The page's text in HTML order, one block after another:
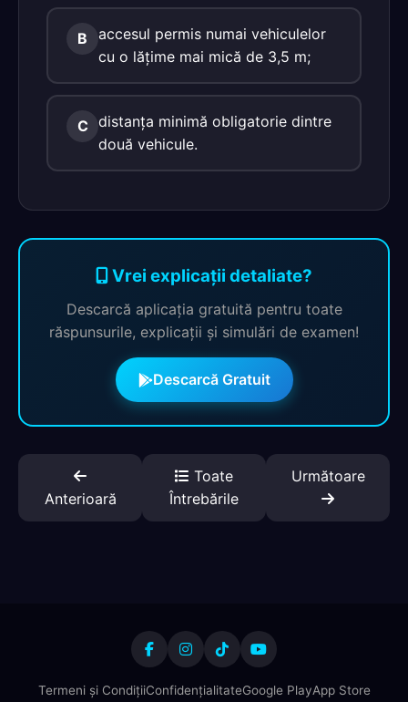
B
accesul permis numai vehiculelor
cu o lăţime mai mică de 3,5 m;
C distanţa minimă obligatorie dintre
două vehicule.
Vrei explicații detaliate?
Descarcă aplicația gratuită pentru toate
răspunsurile, explicații și simulări de examen!
Descarcă Gratuit
Anterioară
Toate
Întrebările
Următoare
Termeni și CondițiiConfidențialitateGoogle PlayApp Store